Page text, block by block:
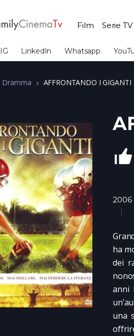
Film Serie TV
IG LinkedIn Whatsapp
Dramma AFFRONTANDO I GIGANTI
2006
ha
dei
anni
una